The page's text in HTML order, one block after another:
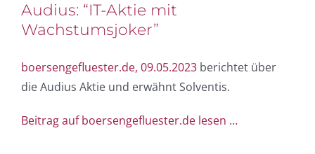
Audius: “IT-Aktie mit
Wachstumsjoker”
boersengefluester.de, 09.05.2023 berichtet über
die Audius Aktie und erwähnt Solventis.
Beitrag auf boersengefluester.de lesen …